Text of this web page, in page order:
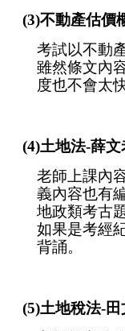
(3)不動產估價
考試以不動
雖然條文內
度也不會太快
(4)土地法-薛文
老師上課內
義內容也有
地政類考古
如果是考經
背誦。
(5)土地稅法-